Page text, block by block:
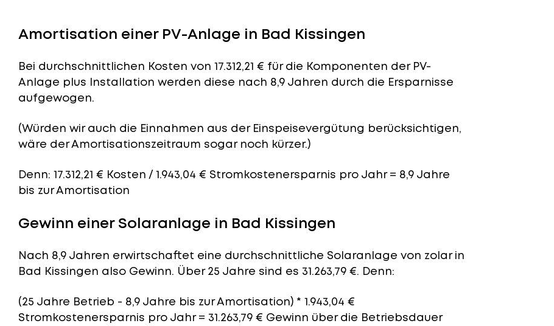
Amortisation einer PV-Anlage in Bad Kissingen
Bei durchschnittlichen Kosten von 17.312,21 € für die Komponenten der PV-
Anlage plus Installation werden diese nach 8,9 Jahren durch die Ersparnisse
aufgewogen.
(Würden wir auch die Einnahmen aus der Einspeisevergütung berücksichtigen,
wäre derAmortisationszeitraum sogar noch kürzer.)
Denn: 17.312,21 € Kosten / 1.943,04 € Stromkostenersparnis pro Jahr = 8,9 Jahre
bis zur Amortisation
Gewinn einer Solaranlage in Bad Kissingen
Nach 8,9 Jahren erwirtschaftet eine durchschnittliche Solaranlage von zolar in
Bad Kissingen also Gewinn. Über 25 Jahre sind es 31.263,79 €. Denn:
(25 Jahre Betrieb - 8,9 Jahre bis zur Amortisation) * 1.943,04 €
Stromkostenersparnis pro Jahr = 31.263,79 € Gewinn über die Betriebsdauer